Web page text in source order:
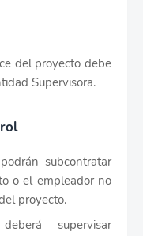
del proyecto debe
Supervisora.
subcontratar
o el empleador no
proyecto.
supervisar